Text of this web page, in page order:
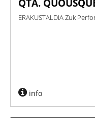
QTA.
ERAKUSTALDIA Zuk
info